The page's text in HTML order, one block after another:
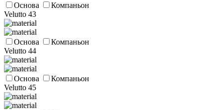
Основа
Компаньон
Velutto 43
Основа
Компаньон
Velutto 44
Основа
Компаньон
Velutto 45